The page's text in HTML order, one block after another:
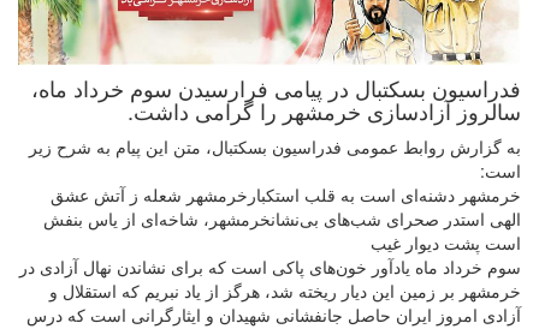
فدراسیون بسکتبال در پیامی فرارسیدن سوم خرداد ماه،
سالروز آزادسازی خرمشهر را گرامی داشت.
به گزارش روابط عمومی فدراسیون بسکتبال، متن این پیام به شرح زیر
است:
خرمشهر دشنه‌‌ای است به قلب استکبارخرمشهر شعله ز آتش عشق
الهی استدر صحرای شب‌های بی‌‌نشانخرمشهر، شاخه‌‌ای از یاس بنفش
است پشت دیوار غیب
سوم خرداد ماه یادآور خون‌های پاکی است که برای نشاندن نهال آزادی در
خرمشهر بر زمین این دیار ریخته شد، هرگز از یاد نبریم که استقلال و
آزادی امروز ایران حاصل جانفشانی شهیدان و ایثارگرانی است که درس